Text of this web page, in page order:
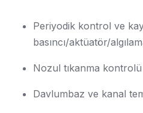
Periyodik kontrol ve
basıncı/aktüatör/
Nozul tıkanma kontrolü
Davlumbaz ve kanal